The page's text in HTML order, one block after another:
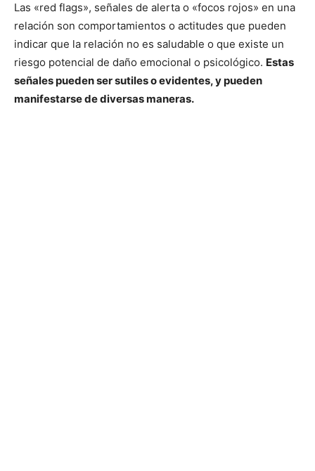
Las «red flags», señales de alerta o «focos rojos» en una
relación son comportamientos o actitudes que pueden
indicar que la relación no es saludable o que existe un
riesgo potencial de daño emocional o psicológico. Estas
señales pueden ser sutiles o evidentes, y pueden
manifestarse de diversas maneras.